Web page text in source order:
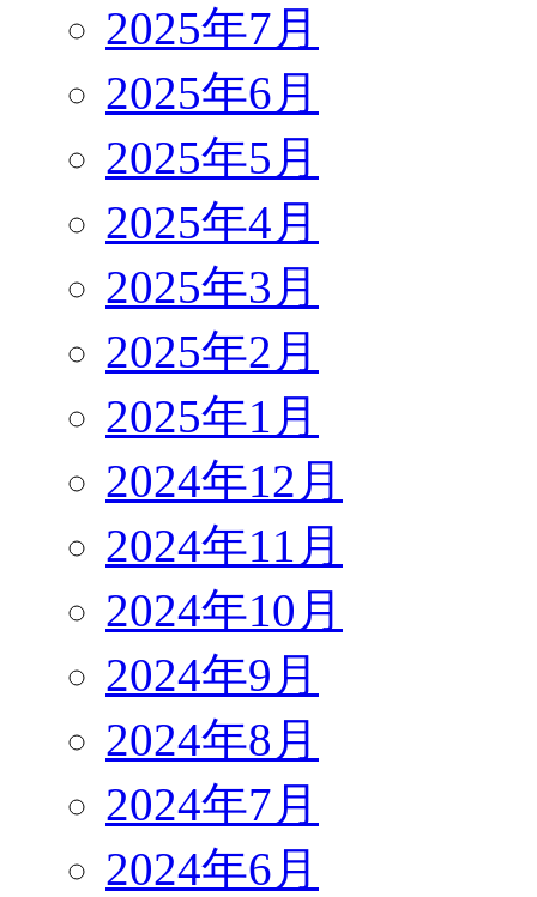
2025年7月
2025年6月
2025年5月
2025年4月
2025年3月
2025年2月
2025年1月
2024年12月
2024年11月
2024年10月
2024年9月
2024年8月
2024年7月
2024年6月